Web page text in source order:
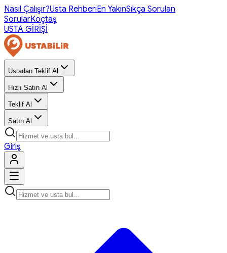
Nasıl Çalışır?Usta RehberiEn YakınSıkça Sorulan
SorularKoçtaş
USTA GİRİŞİ
Ustadan Teklif Al
Hızlı Satın Al
Teklif Al
Satın Al
Giriş